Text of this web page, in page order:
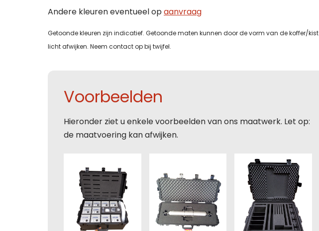
Andere kleuren eventueel opaanvraag
Getoonde kleuren zijn indicatief. Getoonde maten kunnen door de vorm van de koffer/kist
licht afwijken. Neem contact op bij twijfel.
Voorbeelden
Hieronder ziet u enkele voorbeelden van ons maatwerk. Let op:
de maatvoering kan afwijken.